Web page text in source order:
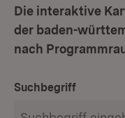
Die interaktive
der baden-
nach
Suchbegriff